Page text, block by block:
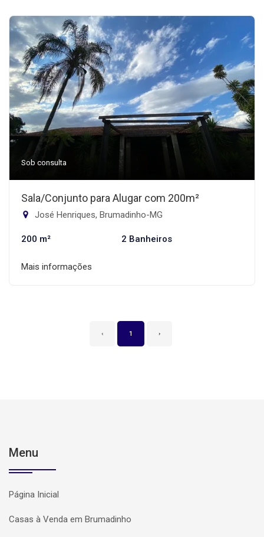
Sob consulta
Sala/Conjunto para Alugar com 200m²
José Henriques, Brumadinho-MG
200 m² 2 Banheiros
Mais informações
‹ 1 ›
Menu
Página Inicial
Casas à Venda em Brumadinho